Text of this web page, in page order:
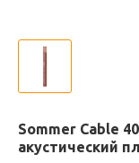
Sommer Cable
акустический